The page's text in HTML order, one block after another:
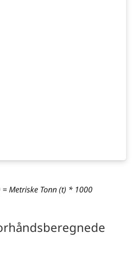
Metriske Tonn (t) * 1000